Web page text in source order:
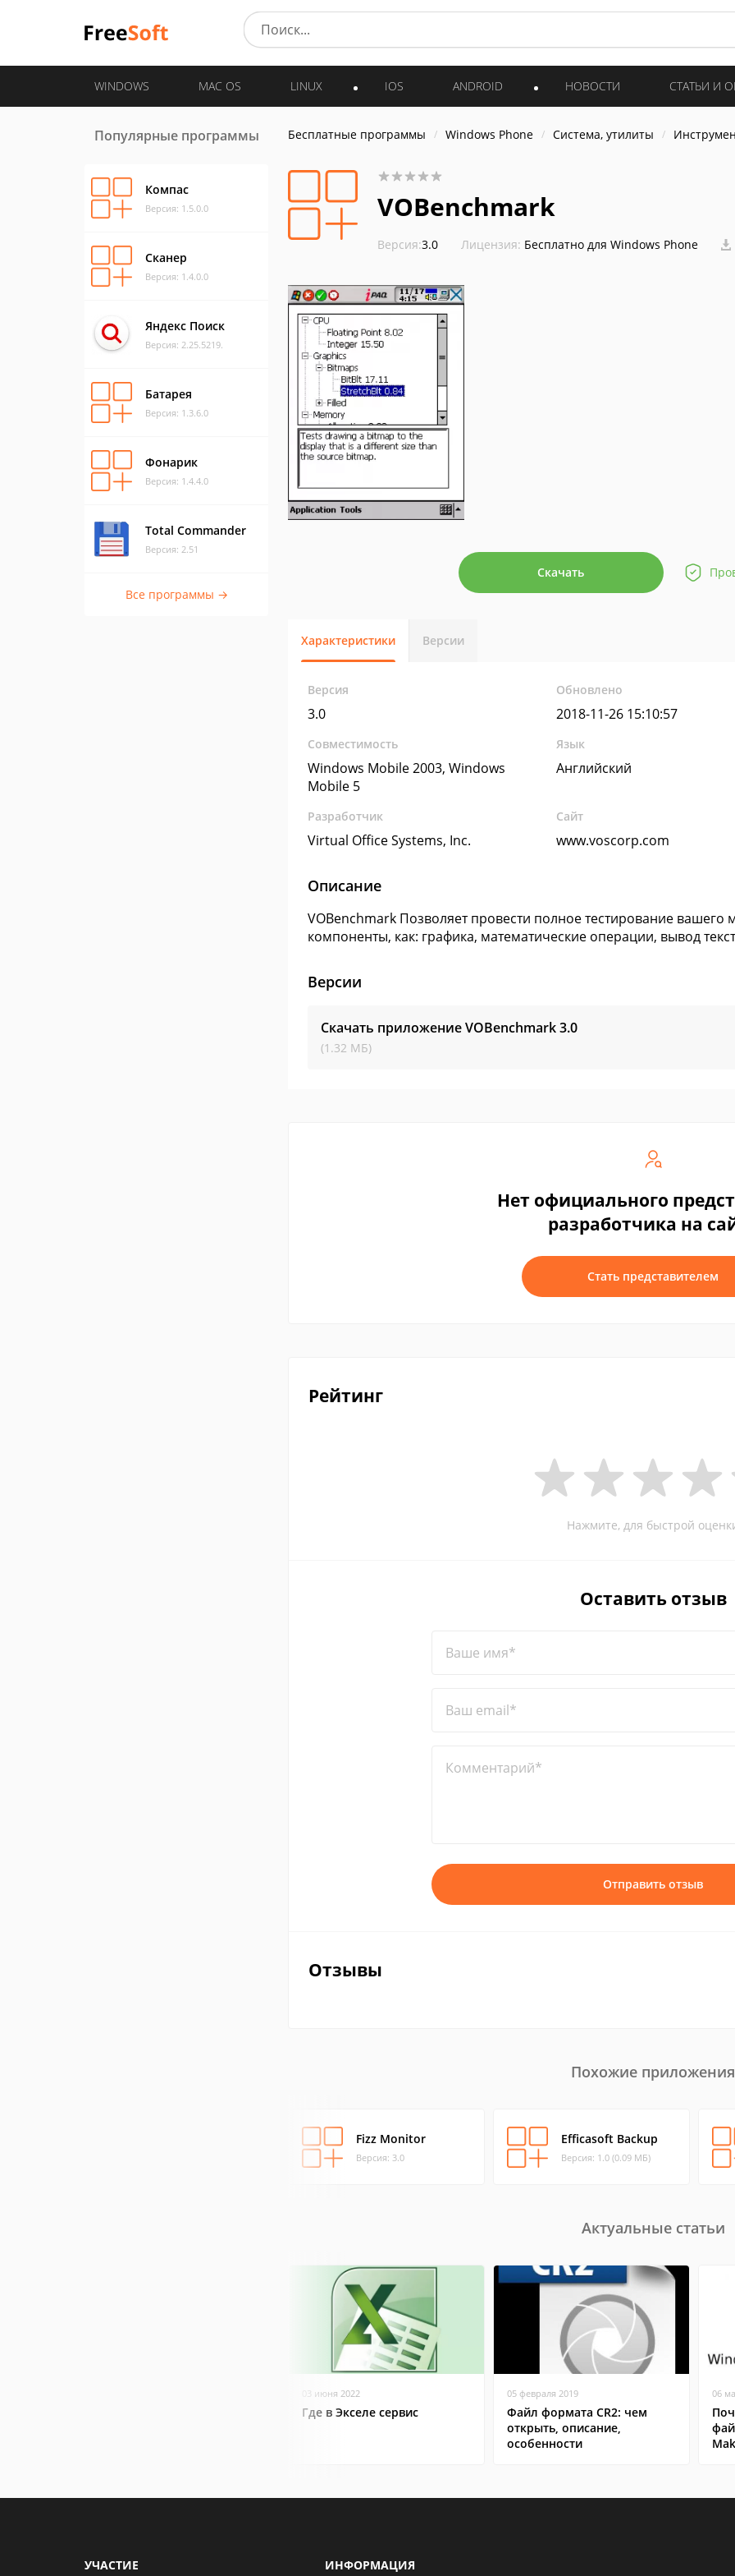
WINDOWS MAC OS LINUX IOS ANDROID НОВОСТИ СТАТЬИ И
Популярные программы
Компас
Версия: 1.5.0.0
Сканер
Версия: 1.4.0.0
Яндекс Поиск
Версия: 2.25.5219.
Батарея
Версия: 1.3.6.0
Фонарик
Версия: 1.4.4.0
Total Commander
Версия: 2.51
Все программы →
Бесплатные программы Windows Phone Система, утилиты
VOBenchmark
Версия:3.0 Лицензия: Бесплатно для Windows Phone
Скачать
Характеристики Версии
Версия
3.0
Обновлено
2018-11-26 15:10:57
Совместимость
Windows Mobile 2003, Windows
Mobile 5
Язык
Английский
Разработчик
Virtual Office Systems, Inc.
Сайт
www.voscorp.com
Описание
VOBenchmark Позволяет провести полное тестирование вашего
компоненты, как: графика, математические операции, вывод
Версии
Скачать приложение VOBenchmark3.0
(1.32 МБ)
Нет официального
разработчика на
Стать представителем
Рейтинг
Нажмите, для быстрой
Оставить отзыв
Ваше имя*
Ваш email*
Комментарий*
Отправить отзыв
Отзывы
Похожие приложения
Fizz Monitor
Версия: 3.0
Efficasoft Backup
Версия: 1.0 (0.09 МБ)
Актуальные статьи
03 июня 2022
Где в Экселе сервис
05 февраля 2019
Файл формата CR2: чем
открыть, описание,
особенности
06
УЧАСТИЕ ИНФОРМАЦИЯ